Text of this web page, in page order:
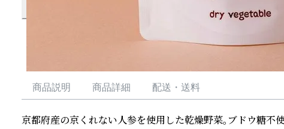
商品説明 商品詳細 配送・送料
京都府産の京くれない人参を使用した乾燥野菜。ブドウ糖不